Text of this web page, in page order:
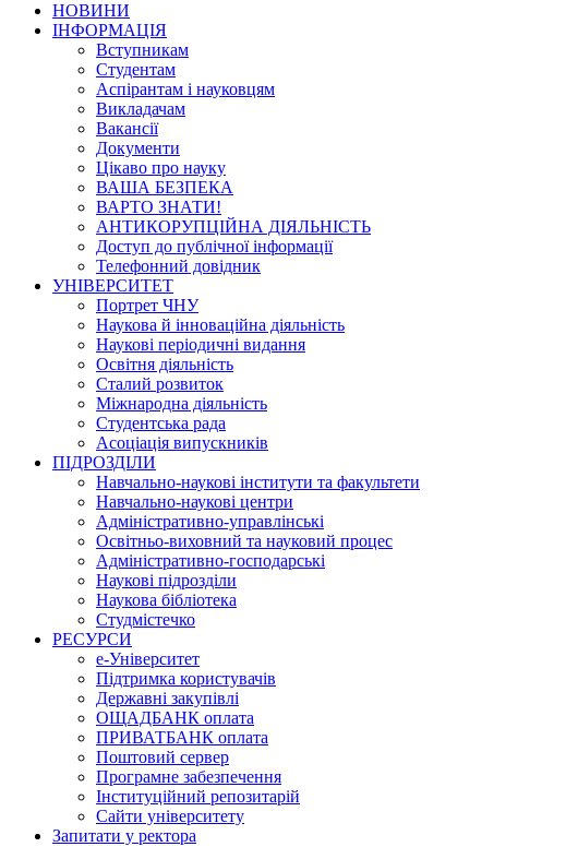
НОВИНИ
ІНФОРМАЦІЯ
Вступникам
Студентам
Аспірантам і науковцям
Викладачам
Вакансії
Документи
Цікаво про науку
ВАША БЕЗПЕКА
ВАРТО ЗНАТИ!
АНТИКОРУПЦІЙНА ДІЯЛЬНІСТЬ
Доступ до публічної інформації
Телефонний довідник
УНІВЕРСИТЕТ
Портрет ЧНУ
Наукова й інноваційна діяльність
Наукові періодичні видання
Освітня діяльність
Сталий розвиток
Міжнародна діяльність
Студентська рада
Асоціація випускників
ПІДРОЗДІЛИ
Навчально-наукові інститути та факультети
Навчально-наукові центри
Адміністративно-управлінські
Освітньо-виховний та науковий процес
Адміністративно-господарські
Наукові підрозділи
Наукова бібліотека
Студмістечко
РЕСУРСИ
е-Університет
Підтримка користувачів
Державні закупівлі
ОЩАДБАНК оплата
ПРИВАТБАНК оплата
Поштовий сервер
Програмне забезпечення
Інституційний репозитарій
Сайти університету
Запитати у ректора